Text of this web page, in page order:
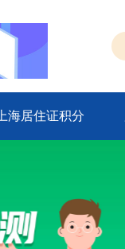
上海居住证积分